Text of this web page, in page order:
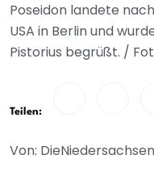
Poseidon landete
USA in Berlin und
Pistorius begrüßt. /
Teilen:
Von: